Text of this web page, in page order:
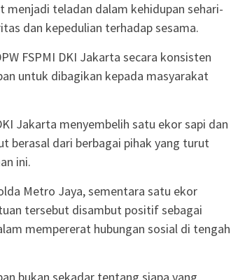
menjadi teladan dalam kehidupan sehari-
dan kepedulian terhadap sesama.
FSPMI DKI Jakarta secara konsisten
untuk dibagikan kepada masyarakat
Jakarta menyembelih satu ekor sapi dan
berasal dari berbagai pihak yang turut
ini.
Metro Jaya, sementara satu ekor
tersebut disambut positif sebagai
mempererat hubungan sosial di tengah